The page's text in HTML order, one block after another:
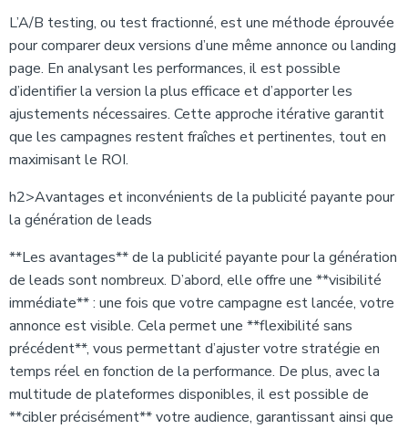
L’A/B testing, ou test fractionné, est une méthode éprouvée
pour comparer deux versions d’une même annonce ou landing
page. En analysant les performances, il est possible
d’identifier la version la plus efficace et d’apporter les
ajustements nécessaires. Cette approche itérative garantit
que les campagnes restent fraîches et pertinentes, tout en
maximisant le ROI.
h2>Avantages et inconvénients de la publicité payante pour
la génération de leads
**Les avantages** de la publicité payante pour la génération
de leads sont nombreux. D’abord, elle offre une **visibilité
immédiate** : une fois que votre campagne est lancée, votre
annonce est visible. Cela permet une **flexibilité sans
précédent**, vous permettant d’ajuster votre stratégie en
temps réel en fonction de la performance. De plus, avec la
multitude de plateformes disponibles, il est possible de
**cibler précisément** votre audience, garantissant ainsi que